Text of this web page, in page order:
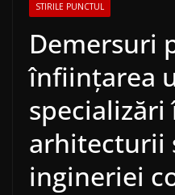
STIRILE PUNCTUL
Demersuri
înființarea
arhitecturii
ingineriei